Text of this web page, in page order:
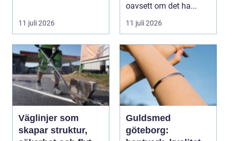
11 juli 2026
oavsett om det ha...
11 juli 2026
Väglinjer som
skapar struktur,
Guldsmed
göteborg: